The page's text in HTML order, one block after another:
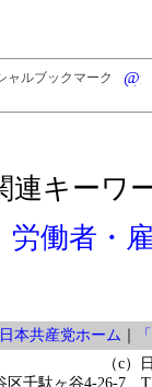
ャルブックマーク
連キーワ
労働者・
日本共産党ホーム ｜
（c）
区千駄ヶ谷4-26-7